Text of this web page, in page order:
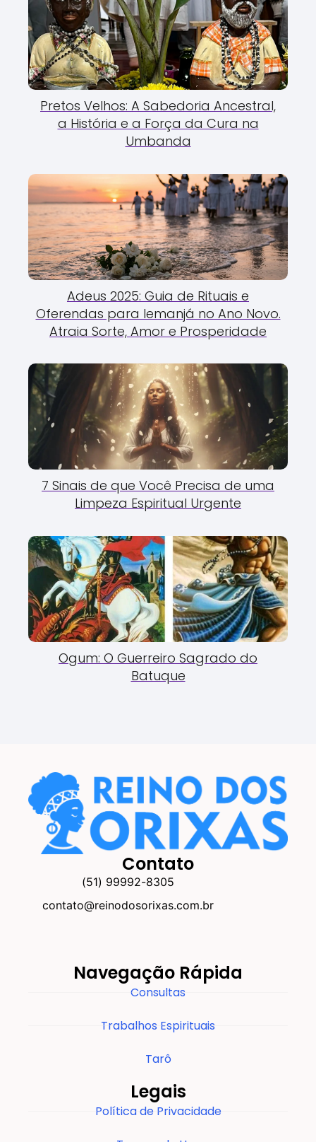
Pretos Velhos: A Sabedoria Ancestral,
a História e a Força da Cura na
Umbanda
Adeus 2025: Guia de Rituais e
Oferendas para Iemanjá no Ano Novo.
Atraia Sorte, Amor e Prosperidade
7 Sinais de que Você Precisa de uma
Limpeza Espiritual Urgente
Ogum: O Guerreiro Sagrado do
Batuque
Contato
(51) 99992-8305
contato@reinodosorixas.com.br
Navegação Rápida
Consultas
Trabalhos Espirituais
Tarô
Legais
Política de Privacidade